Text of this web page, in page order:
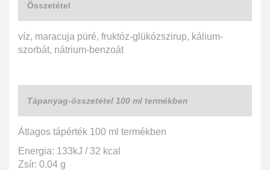
Összetétel
víz, maracuja püré, fruktóz-glükózszirup, kálium-
szorbát, nátrium-benzoát
Tápanyag-összetétel 100 ml termékben
Átlagos tápérték 100 ml termékben
Energia: 133kJ / 32 kcal
Zsír: 0.04 g